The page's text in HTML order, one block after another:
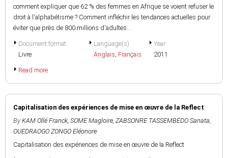
comment expliquer que 62 % des femmes en Afrique se voient refuser le
droit à l'alphabétisme ? Comment infléchir les tendances actuelles pour
éviter que près de 800 millions d'adultes...
Document format
Livre
Language(s)
Anglais, Français
Year
2011
Read more
Capitalisation des expériences de mise en œuvre de la Reflect
By KAM Ollé Franck, SOME Magloire, ZABSONRE TASSEMBEDO Sanata,
OUEDRAOGO ZONGO Eléonore
Capitalisation des expériences de mise en œuvre de la Reflect